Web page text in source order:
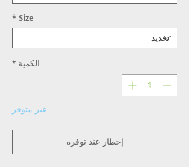
Size
*
الكمية *
غير متوفر
إخطار عند توفره